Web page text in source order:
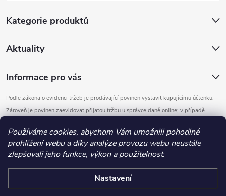
Používáme cookies, abychom Vám umožnili pohodlné
prohlížení webu a díky analýze provozu webu neustále
zlepšovali jeho funkce, výkon a použitelnost.
Nastavení
Kategorie produktů
Aktuality
Informace pro vás
Podle zákona o evidenci tržeb je prodávající povinen vystavit kupujícímu účtenku.
Zároveň je povinen zaevidovat přijatou tržbu u správce daně online; v případě
Vytvořil Shoptet
Copyright 2026DOMYS. Všechna práva vyhrazena.